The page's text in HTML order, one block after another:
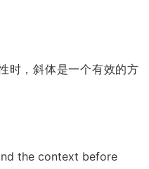
时，斜体是一个有效的方
the context before